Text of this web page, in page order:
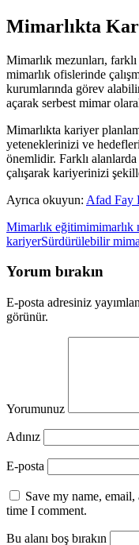
Mimarlıkta
Mimarlık mezunları,
mimarlık ofislerinde
kurumlarında görev
açarak serbest mimar
Mimarlıkta kariyer
yeteneklerinizi ve
önemlidir. Farklı
çalışarak kariyerinizi
Ayrıca okuyun: Afad Fay
Mimarlık eğitimimimarlık
kariyerSürdürülebilir
Yorum bırakın
E-posta adresiniz
görünür.
Yorumunuz
Adınız
E-posta
Save my name,
time I comment.
Bu alanı boş bırakın